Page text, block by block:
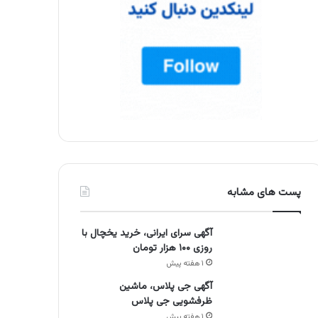
پست های مشابه
آگهی سرای ایرانی، خرید یخچال با
روزی ۱۰۰ هزار تومان
۱ هفته پیش
آگهی جی پلاس، ماشین
ظرفشویی جی پلاس